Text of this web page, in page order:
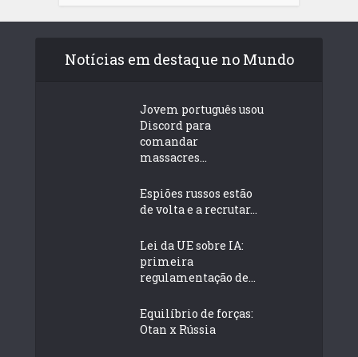
Notícias em destaque no Mundo
Jovem português usou
Discord para
comandar
massacres...
Espiões russos estão
de volta e a recrutar...
Lei da UE sobre IA:
primeira
regulamentação de...
Equilíbrio de forças:
Otan x Rússia